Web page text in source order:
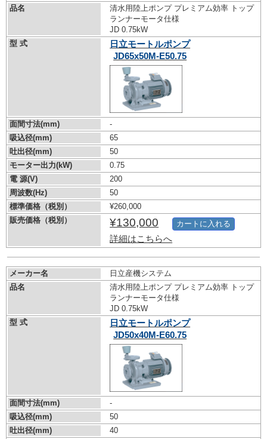
品名
清水用陸上ポンプ プレミアム効率 トップ
ランナーモータ仕様
JD 0.75kW
型 式
日立モートルポンプ
JD65x50M-E50.75
面間寸法(mm)
-
吸込径(mm)
65
吐出径(mm)
50
モーター出力(kW)
0.75
電 源(V)
200
周波数(Hz)
50
標準価格（税別）
¥260,000
販売価格（税別）
¥130,000
詳細はこちらへ
カートに入れる
メーカー名
日立産機システム
品名
清水用陸上ポンプ プレミアム効率 トップ
ランナーモータ仕様
JD 0.75kW
型 式
日立モートルポンプ
JD50x40M-E60.75
面間寸法(mm)
-
吸込径(mm)
50
吐出径(mm)
40